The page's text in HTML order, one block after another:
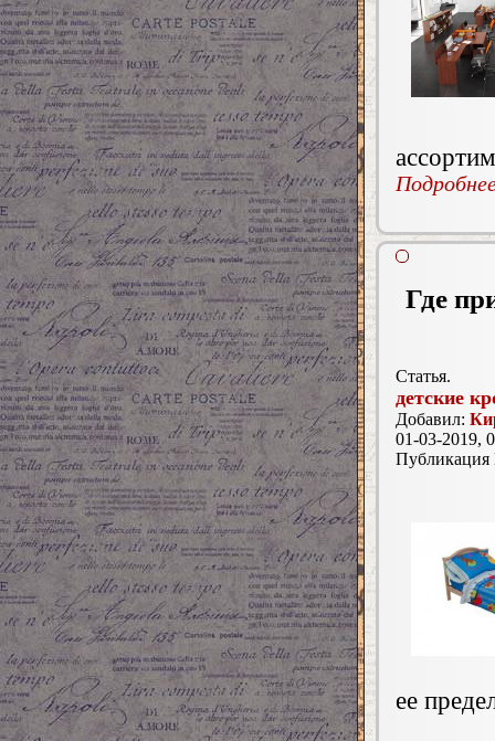
Где
Статья.
детские
Добавил:
01-03-2019,
ее